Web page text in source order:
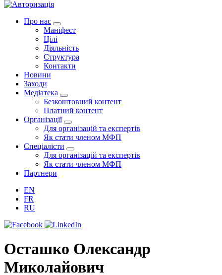
Про нас
Маніфест
Цілі
Діяльність
Структура
Контакти
Новини
Заходи
Медіатека
Безкоштовний контент
Платний контент
Організації
Для організацій та експертів
Як стати членом МФП
Спеціалісти
Для організацій та експертів
Як стати членом МФП
Партнери
EN
FR
RU
Осташко Олександр
Миколайович